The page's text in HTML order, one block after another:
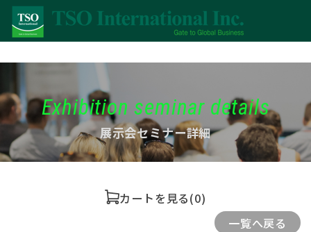
Exhibition seminar details
展示会セミナー詳細
カートを見る(0)
一覧へ戻る